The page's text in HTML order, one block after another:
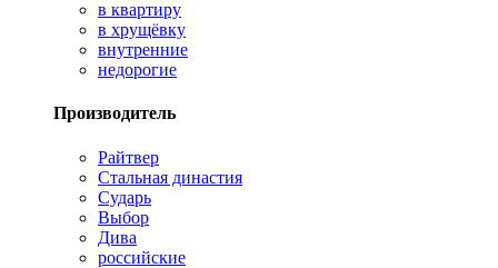
в квартиру
в хрущёвку
внутренние
недорогие
Производитель
Райтвер
Стальная династия
Сударь
Выбор
Дива
российские